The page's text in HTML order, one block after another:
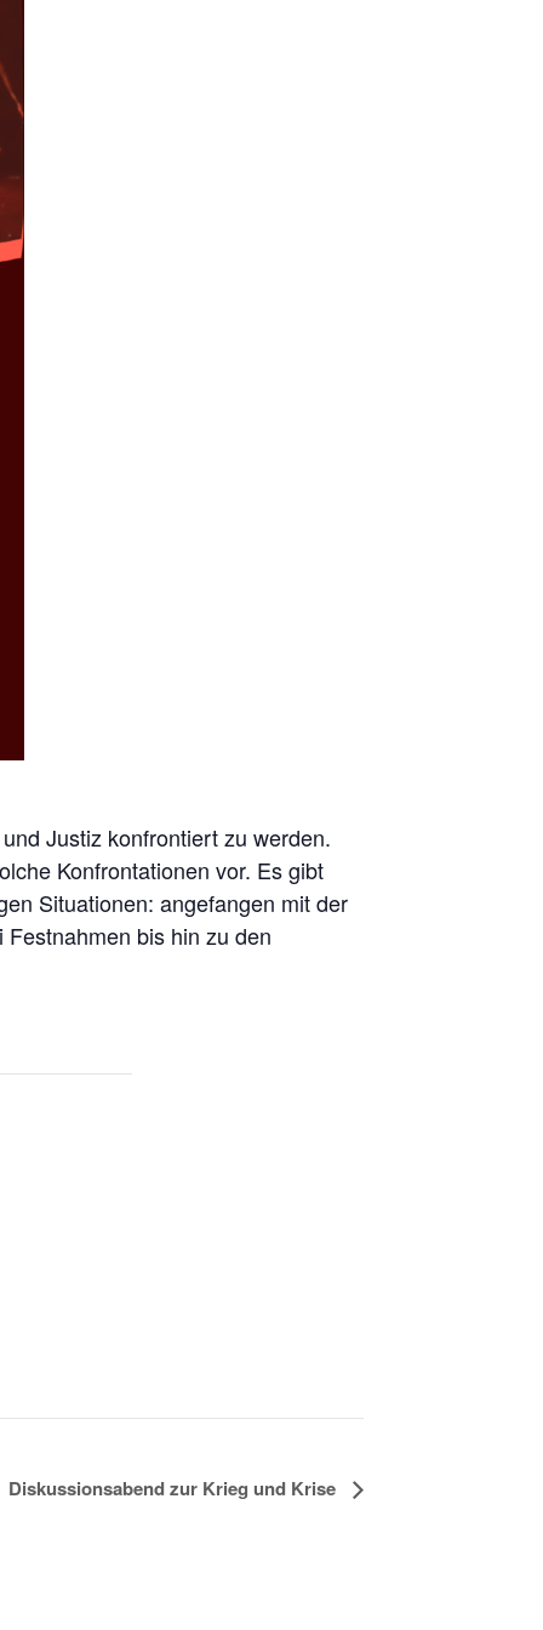
Justiz konfrontiert zu werden.
Konfrontationen vor. Es gibt
Situationen: angefangen mit der
bis hin zu den
Diskussionsabend zur Krieg und Krise